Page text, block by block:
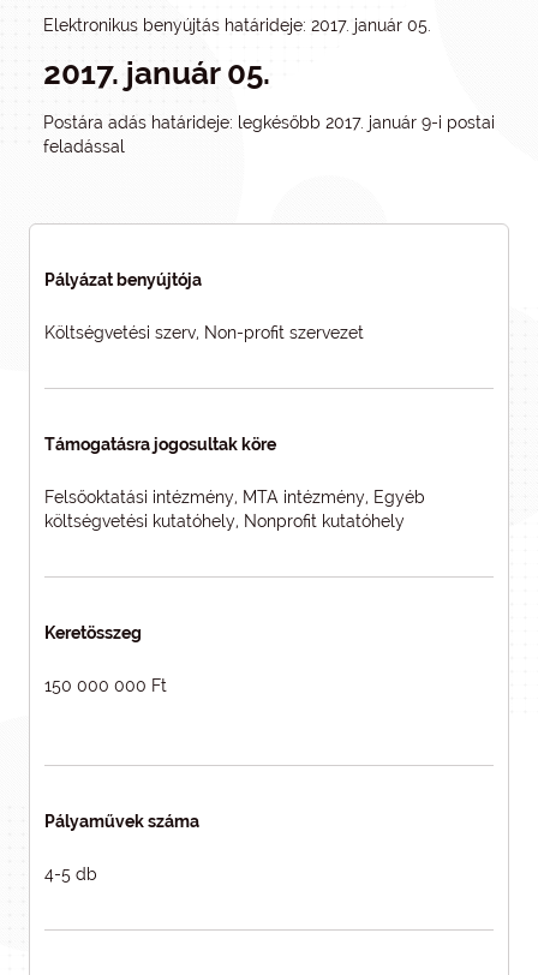
Elektronikus benyújtás határideje: 2017. január 05.
2017. január 05.
Postára adás határideje: legkésőbb 2017. január 9-i postai
feladással
Pályázat benyújtója
Költségvetési szerv, Non-profit szervezet
Támogatásra jogosultak köre
Felsőoktatási intézmény, MTA intézmény, Egyéb
költségvetési kutatóhely, Nonprofit kutatóhely
Keretösszeg
150 000 000 Ft
Pályaművek száma
4-5 db